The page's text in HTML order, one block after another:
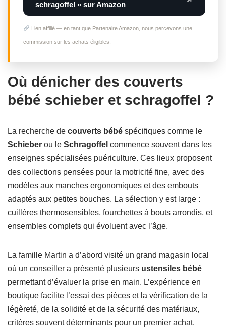
schragoffel » sur Amazon
Lien affilié — en tant que Partenaire Amazon, nous percevons une
commission sur les achats éligibles.
Où dénicher des couverts
bébé schieber et schragoffel ?
La recherche de couverts bébé spécifiques comme le
Schieber ou le Schragoffel commence souvent dans les
enseignes spécialisées puériculture. Ces lieux proposent
des collections pensées pour la motricité fine, avec des
modèles aux manches ergonomiques et des embouts
adaptés aux petites bouches. La sélection y est large :
cuillères thermosensibles, fourchettes à bouts arrondis, et
ensembles complets qui évoluent avec l’âge.
La famille Martin a d’abord visité un grand magasin local
où un conseiller a présenté plusieurs ustensiles bébé
permettant d’évaluer la prise en main. L’expérience en
boutique facilite l’essai des pièces et la vérification de la
légèreté, de la solidité et de la sécurité des matériaux,
critères souvent déterminants pour un premier achat.